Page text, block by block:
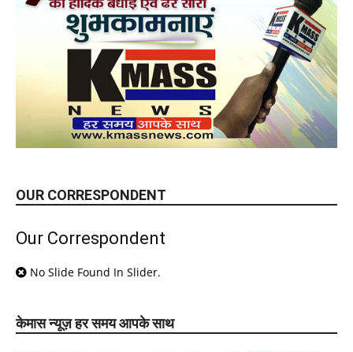
OUR CORRESPONDENT
Our Correspondent
No Slide Found In Slider.
केमास न्यूज़ हर समय आपके साथ